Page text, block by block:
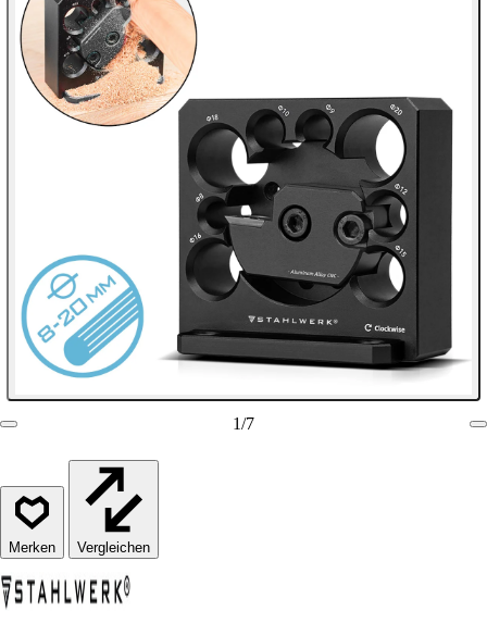
1/7
Vergleichen